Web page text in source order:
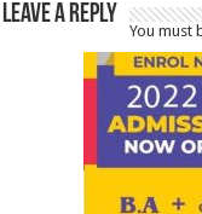
Leave a Reply
You must